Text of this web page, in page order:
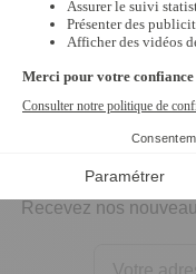
dès 30€ d’achats -
Recevez nos